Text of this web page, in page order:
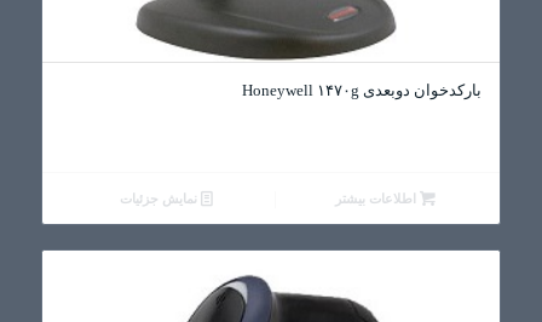
بارکدخوان دوبعدی Honeywell ۱۴۷۰g
اطلاعات بیشتر نمایش جزئیات